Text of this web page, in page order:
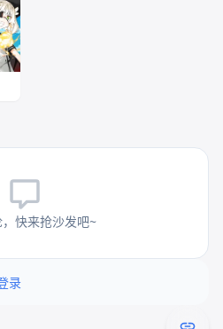
快来抢沙发吧~
录